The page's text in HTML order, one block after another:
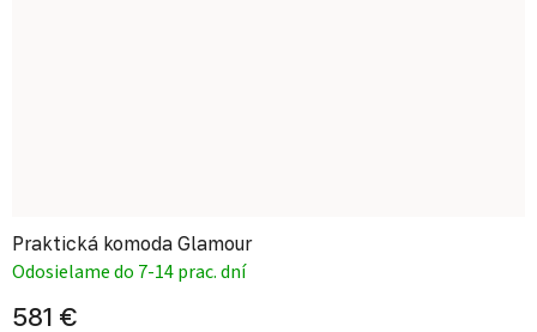
Praktická komoda Glamour
Odosielame do 7-14 prac. dní
581 €